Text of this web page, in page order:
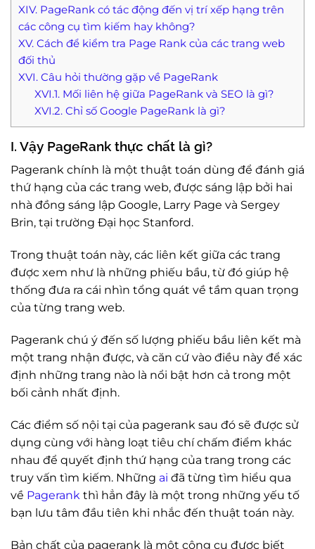
XIV. PageRank có tác động đến vị trí xếp hạng trên
các công cụ tìm kiếm hay không?
XV. Cách để kiểm tra Page Rank của các trang web
đối thủ
XVI. Câu hỏi thường gặp về PageRank
XVI.1. Mối liên hệ giữa PageRank và SEO là gì?
XVI.2. Chỉ số Google PageRank là gì?
I. Vậy PageRank thực chất là gì?
Pagerank chính là một thuật toán dùng để đánh giá
thứ hạng của các trang web, được sáng lập bởi hai
nhà đồng sáng lập Google, Larry Page và Sergey
Brin, tại trường Đại học Stanford.
Trong thuật toán này, các liên kết giữa các trang
được xem như là những phiếu bầu, từ đó giúp hệ
thống đưa ra cái nhìn tổng quát về tầm quan trọng
của từng trang web.
Pagerank chú ý đến số lượng phiếu bầu liên kết mà
một trang nhận được, và căn cứ vào điều này để xác
định những trang nào là nổi bật hơn cả trong một
bối cảnh nhất định.
Các điểm số nội tại của pagerank sau đó sẽ được sử
dụng cùng với hàng loạt tiêu chí chấm điểm khác
nhau để quyết định thứ hạng của trang trong các
truy vấn tìm kiếm. Những ai đã từng tìm hiểu qua
về Pagerank thì hẳn đây là một trong những yếu tố
bạn lưu tâm đầu tiên khi nhắc đến thuật toán này.
Bản chất của pagerank là một công cụ được biết